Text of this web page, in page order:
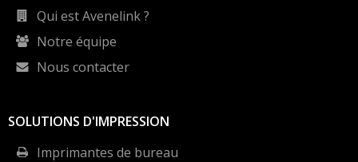
Qui est Avenelink ?
Notre équipe
Nous contacter
SOLUTIONS D'IMPRESSION
Imprimantes de bureau